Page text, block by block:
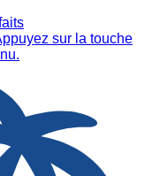
sur la touche